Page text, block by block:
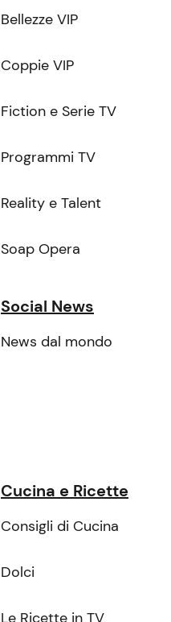
Bellezze VIP
Coppie VIP
Fiction e Serie TV
Programmi TV
Reality e Talent
Soap Opera
Social News
News dal mondo
Cucina e Ricette
Consigli di Cucina
Dolci